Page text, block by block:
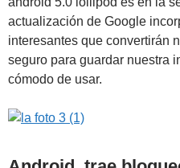
actualización de Google
interesantes que convertirán
seguro para guardar nuestra
cómodo de usar.